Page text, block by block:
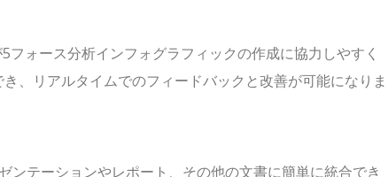
ォース分析インフォグラフィックの作成に協力しやすく
、リアルタイムでのフィードバックと改善が可能になりま
テーションやレポート、その他の文書に簡単に統合でき